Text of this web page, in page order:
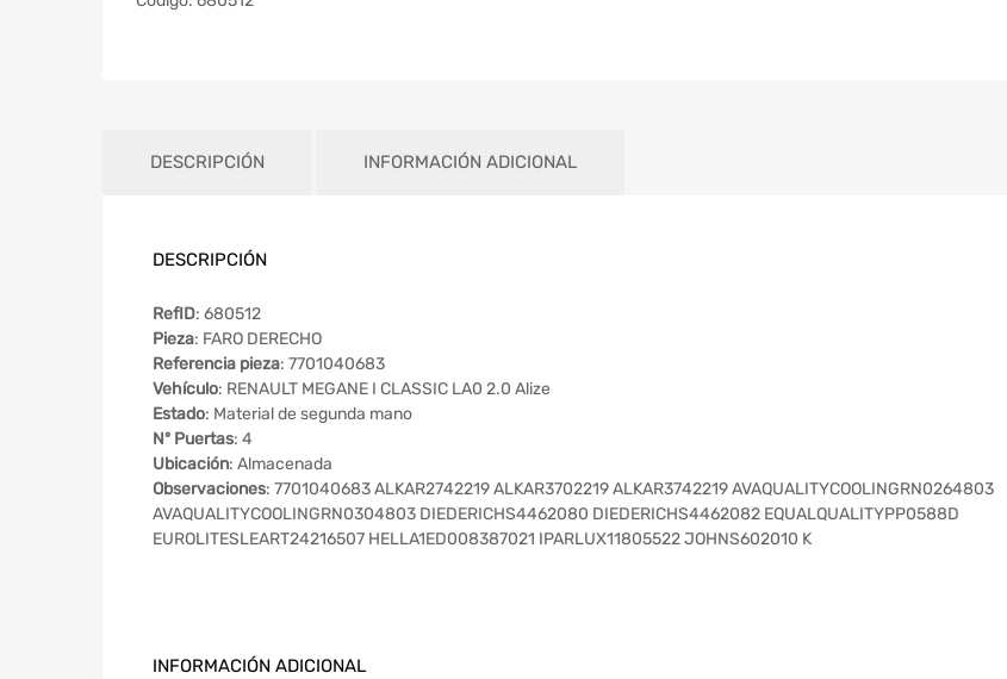
DESCRIPCIÓN INFORMACIÓN ADICIONAL
DESCRIPCIÓN
RefID: 680512
Pieza: FARO DERECHO
Referencia pieza: 7701040683
Vehículo: RENAULT MEGANE I CLASSIC LA0 2.0 Alize
Estado: Material de segunda mano
Nº Puertas: 4
Ubicación: Almacenada
Observaciones: 7701040683 ALKAR2742219 ALKAR3702219 ALKAR3742219 AVAQUALITYCOOLINGRN0264803
AVAQUALITYCOOLINGRN0304803 DIEDERICHS4462080 DIEDERICHS4462082 EQUALQUALITYPP0588D
EUROLITESLEART24216507 HELLA1ED008387021 IPARLUX11805522 JOHNS602010 K
INFORMACIÓN ADICIONAL